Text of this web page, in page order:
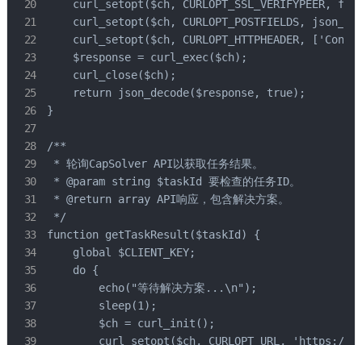
curl_setopt($ch, CURLOPT_SSL_VERIFYPEER,
curl_setopt($ch, CURLOPT_POSTFIELDS,
curl_setopt($ch, CURLOPT_HTTPHEADER,
    $response = curl_exec($ch);
    curl_close($ch);
    return json_decode($response, true);
}
/**
* 轮询CapSolver API以获取任务结果。
* @param string $taskId 要检查的任务ID。
* @return array API响应，包含解决方案。
*/
function getTaskResult($taskId) {
    global $CLIENT_KEY;
    do {
        echo("等待解决方案...\n");
        sleep(1);
        $ch = curl_init();
curl_setopt($ch, CURLOPT_URL, 'https://